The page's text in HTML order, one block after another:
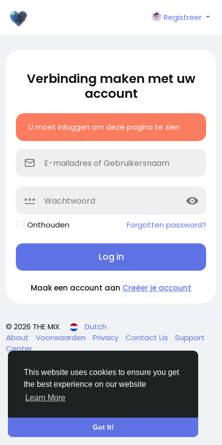
This website uses cookies to ensure you get
the best experience on our website
Learn More
Got It!
Registreer
Verbinding maken met uw
account
U moet inloggen om deze pagina te zien
Onthouden Forgotten password?
Log in
Maak een account aan Creëer je account
© 2026 THE MIX
Dutch
About
Voorwaarden Privacy Contact Us
Support
Center